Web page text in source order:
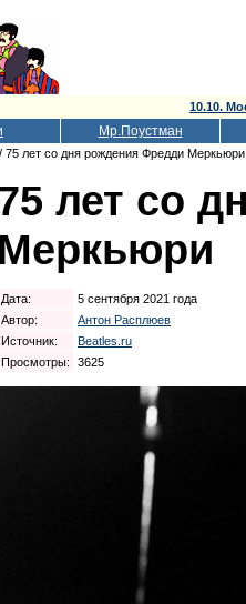
10.10.
Мр.Поустман
/ 75 лет со дня рождения Фредди Меркьюри
лет со
Меркьюри
Дата:
5 сентября 2021 года
Автор:
Антон Расплюев
Источник:
Beatles.ru
Просмотры:
3625